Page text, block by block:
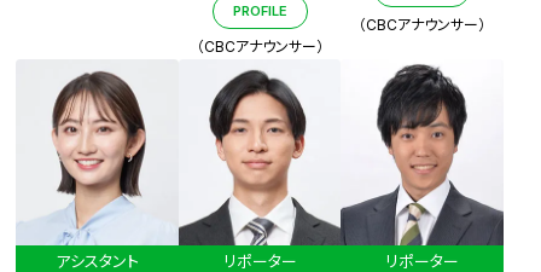
PROFILE
（CBCアナウンサー）
（CBCアナウンサー）
アシスタント リポーター リポーター